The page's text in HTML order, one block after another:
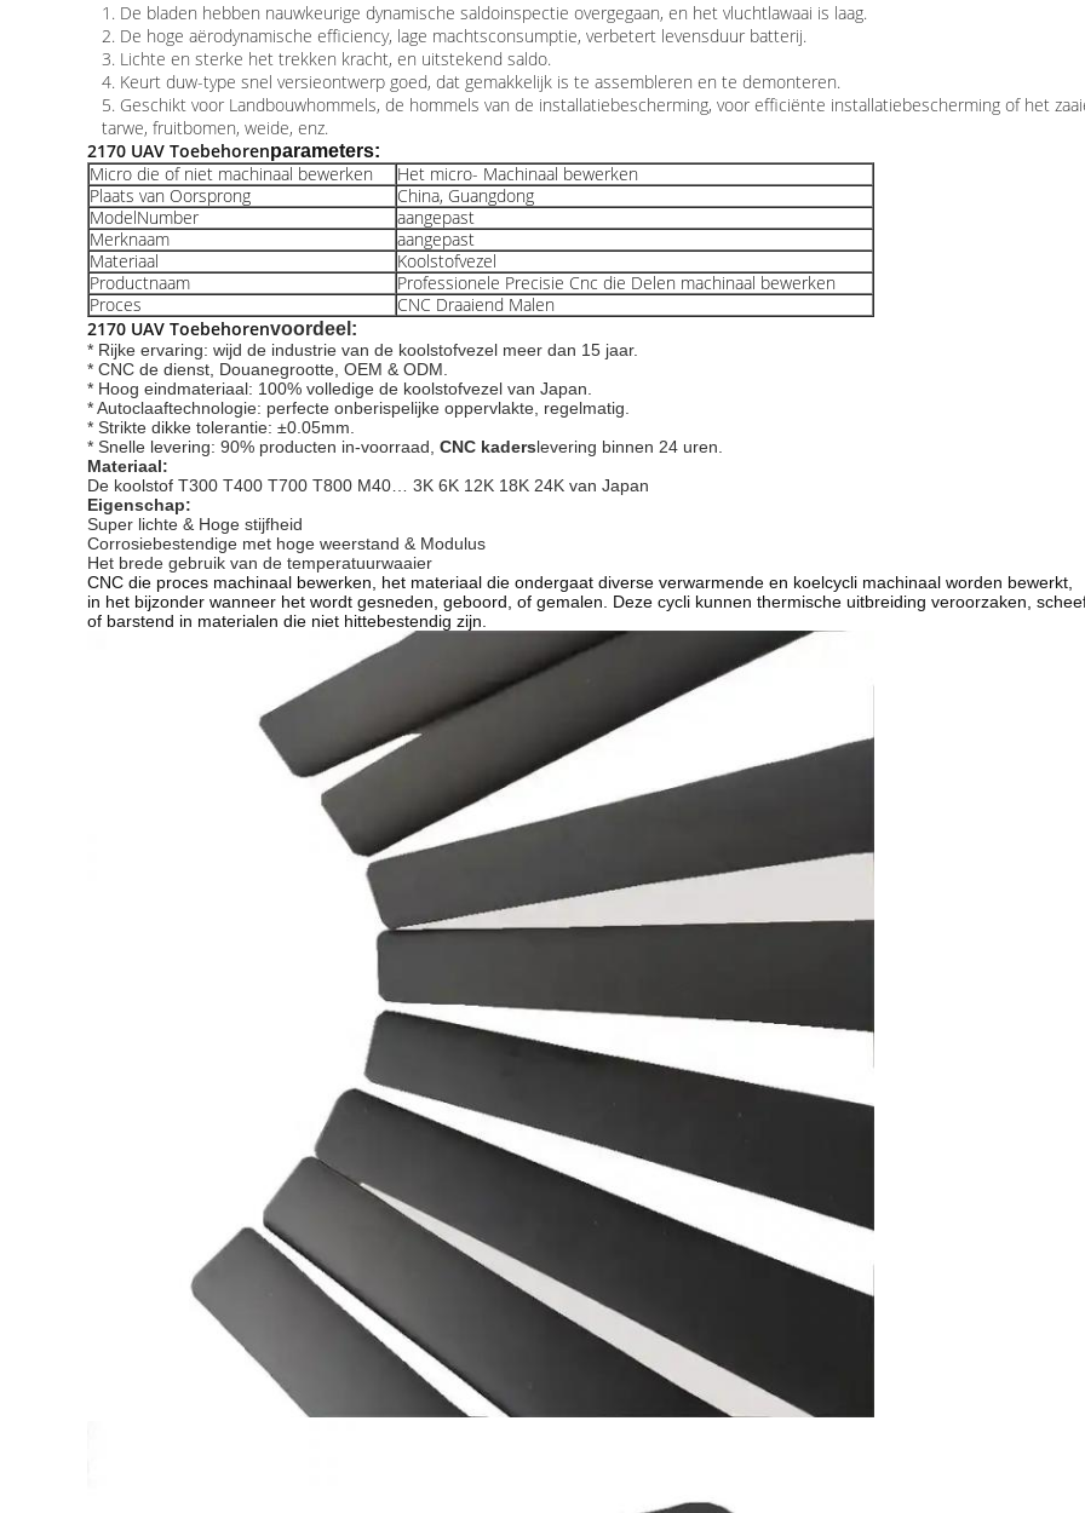
1. De bladen hebben nauwkeurige dynamische saldoinspectie overgegaan, en het vluchtlawaai is laag.
2. De hoge aërodynamische efficiency, lage machtsconsumptie, verbetert levensduur batterij.
3. Lichte en sterke het trekken kracht, en uitstekend saldo.
4. Keurt duw-type snel versieontwerp goed, dat gemakkelijk is te assembleren en te demonteren.
5. Geschikt voor Landbouwhommels, de hommels van de installatiebescherming, voor efficiënte installatiebescherming of het
tarwe, fruitbomen, weide, enz.
2170 UAV Toebehorenparameters:
Micro die of niet machinaal bewerken
Het micro- Machinaal bewerken
Plaats van Oorsprong
China, Guangdong
ModelNumber
aangepast
Merknaam
aangepast
Materiaal
Koolstofvezel
Productnaam
Professionele Precisie Cnc die Delen machinaal bewerken
Proces
CNC Draaiend Malen
2170 UAV Toebehorenvoordeel:
* Rijke ervaring: wijd de industrie van de koolstofvezel meer dan 15 jaar.
* CNC de dienst, Douanegrootte, OEM & ODM.
* Hoog eindmateriaal: 100% volledige de koolstofvezel van Japan.
* Autoclaaftechnologie: perfecte onberispelijke oppervlakte, regelmatig.
* Strikte dikke tolerantie: ±0.05mm.
* Snelle levering: 90% producten in-voorraad, CNC kaderslevering binnen 24 uren.
Materiaal:
De koolstof T300 T400 T700 T800 M40… 3K 6K 12K 18K 24K van Japan
Eigenschap:
Super lichte & Hoge stijfheid
Corrosiebestendige met hoge weerstand & Modulus
Het brede gebruik van de temperatuurwaaier
CNC die proces machinaal bewerken, het materiaal die ondergaat diverse verwarmende en koelcycli machinaal worden bewerkt,
in het bijzonder wanneer het wordt gesneden, geboord, of gemalen. Deze cycli kunnen thermische uitbreiding veroorzaken,
of barstend in materialen die niet hittebestendig zijn.